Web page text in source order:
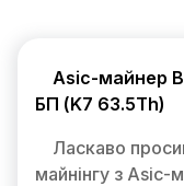
Asic-майнер
БП (K7 63.5Th)
Ласкаво
майнінгу з